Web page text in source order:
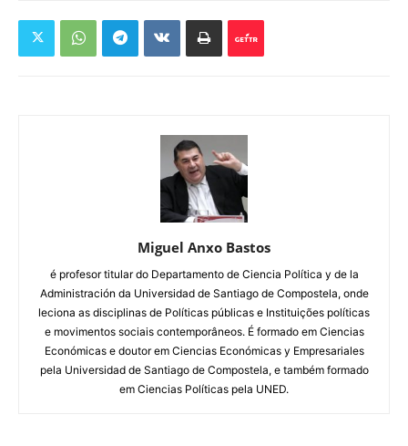
Miguel Anxo Bastos
é profesor titular do Departamento de Ciencia Política y de la
Administración da Universidad de Santiago de Compostela, onde
leciona as disciplinas de Políticas públicas e Instituições políticas
e movimentos sociais contemporâneos. É formado em Ciencias
Económicas e doutor em Ciencias Económicas y Empresariales
pela Universidad de Santiago de Compostela, e também formado
em Ciencias Políticas pela UNED.